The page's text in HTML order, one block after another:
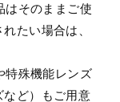
はそのままご使
たい場合は、
特殊機能レンズ
など）もご用意